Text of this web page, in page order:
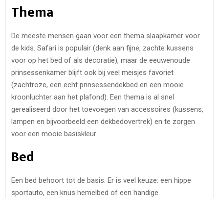
Thema
De meeste mensen gaan voor een thema slaapkamer voor
de kids. Safari is populair (denk aan fijne, zachte kussens
voor op het bed of als decoratie), maar de eeuwenoude
prinsessenkamer blijft ook bij veel meisjes favoriet
(zachtroze, een echt prinsessendekbed en een mooie
kroonluchter aan het plafond). Een thema is al snel
gerealiseerd door het toevoegen van accessoires (kussens,
lampen en bijvoorbeeld een dekbedovertrek) en te zorgen
voor een mooie basiskleur.
Bed
Een bed behoort tot de basis. Er is veel keuze: een hippe
sportauto, een knus hemelbed of een handige